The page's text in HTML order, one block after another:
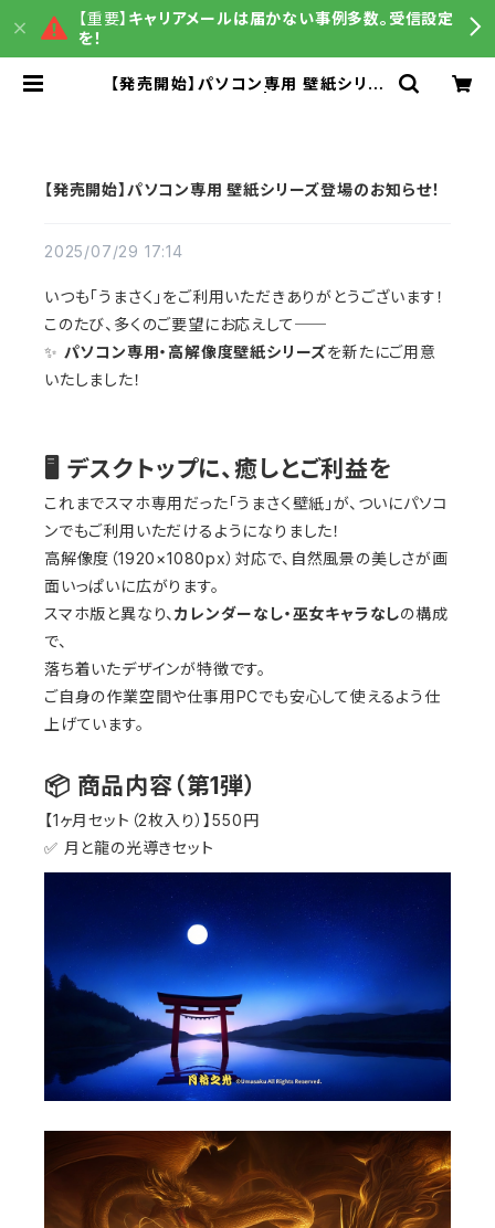
【重要】 キャリアメールは届かない事例多数。受信設定
を！
【発売開始】パソコン専用 壁紙シリー
【発売開始】パソコン専用 壁紙シリーズ登場のお知らせ！
2025/07/29 17:14
いつも「うまさく」をご利用いただきありがとうございます！
このたび、多くのご要望にお応えして──
✨ パソコン専用・高解像度壁紙シリーズを新たにご用意
いたしました！
🖥️ デスクトップに、癒しとご利益を
これまでスマホ専用だった「うまさく壁紙」が、ついにパソコ
ンでもご利用いただけるようになりました！
高解像度（1920×1080px）対応で、自然風景の美しさが画
面いっぱいに広がります。
スマホ版と異なり、カレンダーなし・巫女キャラなしの構成
で、
落ち着いたデザインが特徴です。
ご自身の作業空間や仕事用PCでも安心して使えるよう仕
上げています。
📦 商品内容（第1弾）
【1ヶ月セット（2枚入り）】550円
✅ 月と龍の光導きセット